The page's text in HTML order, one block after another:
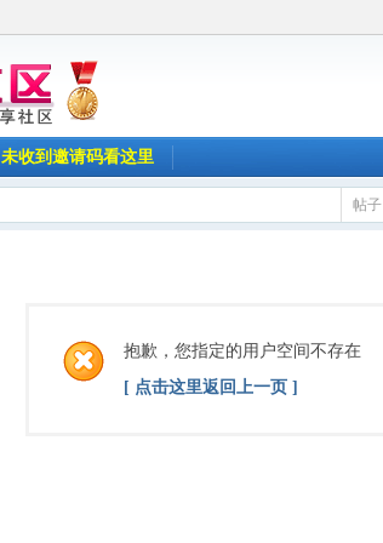
未收到邀请码看这里
帖子
抱歉，您指定的用户空间不存在
[ 点击这里返回上一页 ]